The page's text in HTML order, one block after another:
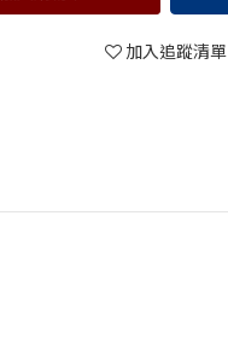
加入追蹤清單